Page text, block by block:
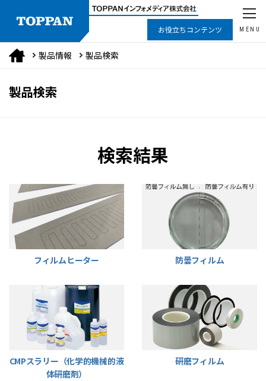
お役立ちコンテンツ MENU
製品情報 製品検索
製品検索
検索結果
フィルムヒーター 防曇フィルム
CMPスラリー（化学的機械的液
体研磨剤）
研磨フィルム